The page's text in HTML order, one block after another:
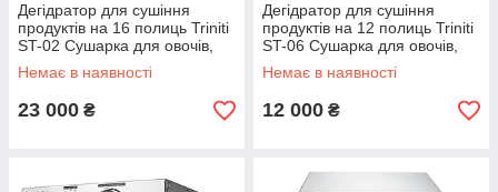
Дегідратор для сушіння
продуктів на 16 полиць Triniti
ST-02 Сушарка для овочів,
фруктів, м'яса, пастили
Немає в наявності
23 000 ₴
Дегідратор для сушіння
продуктів на 12 полиць Triniti
ST-06 Сушарка для овочів,
фруктів, м'яса, пастили
Немає в наявності
12 000 ₴